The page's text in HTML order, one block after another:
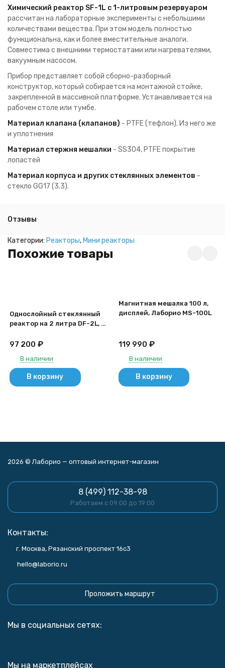
Химический реактор SF-1L с 1-литровым резервуаром
рассчитан на лабораторные эксперименты с небольшими
количествами вещества. При этом модель полностью
функциональна, как и более вместительные аналоги.
Совместима с внешними термостатами или нагревателями,
вакуумным насосом.
Прибор представляет собой сборно-разборный
конструктор, который собирается на монтажной стойке,
закрепленной в массивной платформе. Устанавливается на
рабочем столе или тумбе.
Материал клапана (клапанов) - PTFE (тефлон). Из него же
и уплотнения
Материал стержня мешалки - SS304, PTFE покрытие
лопастей
Материал корпуса и других стеклянных элементов -
стекло GG17 (3.3).
Отзывы
Категории: Реакторы, Мини реакторы
Похожие товары
Однослойный стеклянный
реактор на 2 литра DF-2L, с
97 200 ₽
В наличии
В корзину
Магнитная мешалка 100 л,
дисплей, Лаборио MS-100L
119 990 ₽
В наличии
В корзину
2026 © Лаборио — оптовый интернет-магазин
8 (499) 112-38-98
Работаем с 09:00 до 19:00
Контакты:
г. Москва, Рязанский проспект 16с3
hello@laborio.ru
Проложить маршрут
Мы в социальных сетях:
Мы на маркетплейсах